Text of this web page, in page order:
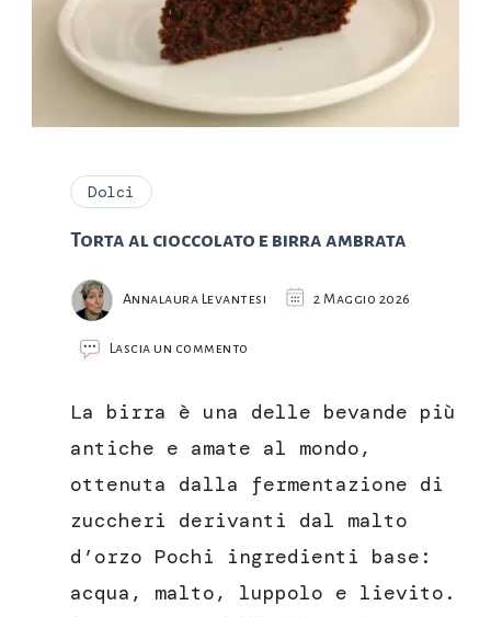
Dolci
Torta al cioccolato e birra ambrata
Annalaura Levantesi 2 Maggio 2026
Lascia un commento
cioccolato
ambrata
La birra è una delle bevande più
antiche e amate al mondo,
ottenuta dalla fermentazione di
zuccheri derivanti dal malto
d’orzo Pochi ingredienti base:
acqua, malto, luppolo e lievito.